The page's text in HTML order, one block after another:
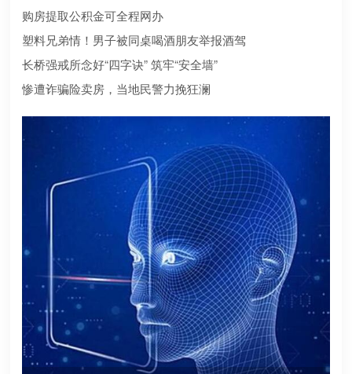
高额“前期服务费”，甚至因委托**手段而惹上官司。到底哪些机构真正持牌
合规？本文为您深度盘点2026年值得托付的正规机构
购房提取公积金可全程网办
塑料兄弟情！男子被同桌喝酒朋友举报酒驾
长桥强戒所念好“四字诀” 筑牢“安全墙”
惨遭诈骗险卖房，当地民警力挽狂澜